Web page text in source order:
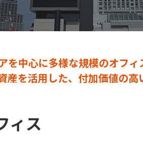
を中心に多様な規模のオフィ
産を活用した、付加価値の高
ィス